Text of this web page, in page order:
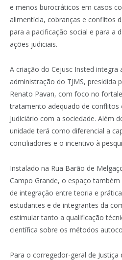
e menos burocráticos em casos
alimentícia, cobranças e conflitos
para a pacificação social e para a
ações judiciais.
A criação do Cejusc Insted integra
administração do TJMS, presidida
Renato Pavan, com foco no
tratamento adequado de conflitos
Judiciário com a sociedade. Além
unidade terá como diferencial a
conciliadores e o incentivo à
Instalado na Rua Barão de
Campo Grande, o espaço
de integração entre teoria e
estudantes e de integrantes da
estimular tanto a qualificação
científica sobre os métodos
Para o corregedor-geral de